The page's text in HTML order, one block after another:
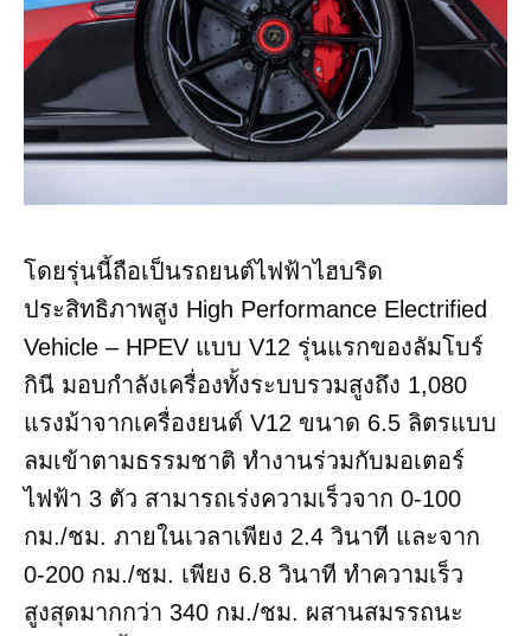
โดยรุ่นนี้ถือเป็นรถยนต์ไฟฟ้าไฮบริด
ประสิทธิภาพสูง High Performance Electrified
Vehicle – HPEV แบบ V12 รุ่นแรกของลัมโบร์
กินี มอบกำลังเครื่องทั้งระบบรวมสูงถึง 1,080
แรงม้าจากเครื่องยนต์ V12 ขนาด 6.5 ลิตรแบบ
ลมเข้าตามธรรมชาติ ทำงานร่วมกับมอเตอร์
ไฟฟ้า 3 ตัว สามารถเร่งความเร็วจาก 0-100
กม./ชม. ภายในเวลาเพียง 2.4 วินาที และจาก
0-200 กม./ชม. เพียง 6.8 วินาที ทำความเร็ว
สูงสุดมากกว่า 340 กม./ชม. ผสานสมรรถนะ